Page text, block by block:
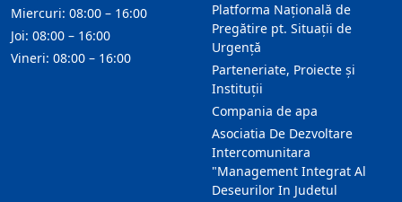
Platforma Națională de
Pregătire pt. Situații de
Urgență
Parteneriate, Proiecte și
Instituții
Compania de apa
Asociatia De Dezvoltare
Intercomunitara
"Management Integrat Al
Deseurilor In Judetul
Miercuri: 08:00 – 16:00
Joi: 08:00 – 16:00
Vineri: 08:00 – 16:00